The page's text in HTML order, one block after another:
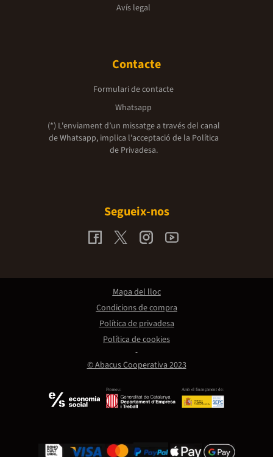
Avís legal
Contacte
Formulari de contacte
Whatsapp
(*) L'enviament d’un missatge a través del canal
de Whatsapp, implica l'acceptació de la Política
de Privadesa.
Segueix-nos
Promou: Amb el finançament de:
© Abacus Cooperativa 2023
Mapa del lloc
Condicions de compra
Política de privadesa
Política de cookies